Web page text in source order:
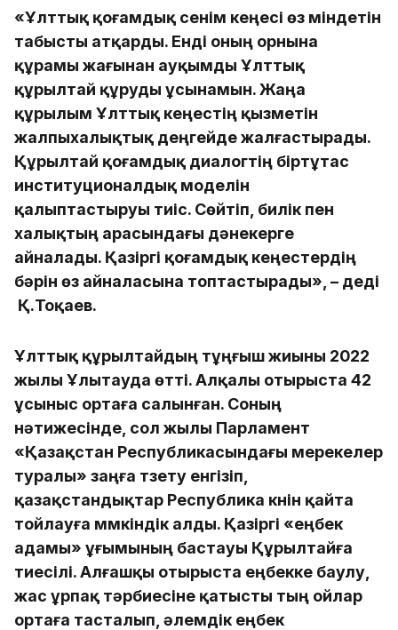
«Ұлттық қоғамдық сенім кеңесі өз міндетін
табысты атқарды. Енді оның орнына
құрамы жағынан ауқымды Ұлттық
құрылтай құруды ұсынамын. Жаңа
құрылым Ұлттық кеңестің қызметін
жалпыхалықтық деңгейде жалғастырады.
Құрылтай қоғамдық диалогтің біртұтас
институционалдық моделін
қалыптастыруы тиіс. Сөйтіп, билік пен
халықтың арасындағы дәнекерге
айналады. Қазіргі қоғамдық кеңестердің
бәрін өз айналасына топтастырады», – деді
Қ.Тоқаев.
Ұлттық құрылтайдың тұңғыш жиыны 2022
жылы Ұлытауда өтті. Алқалы отырыста 42
ұсыныс ортаға салынған. Соның
нәтижесінде, сол жылы Парламент
«Қазақстан Республикасындағы мерекелер
туралы» заңға түзету енгізіп,
қазақстандықтар Республика күнін қайта
тойлауға мүмкіндік алды. Қазіргі «еңбек
адамы» ұғымының бастауы Құрылтайға
тиесілі. Алғашқы отырыста еңбекке баулу,
жас ұрпақ тәрбиесіне қатысты тың ойлар
ортаға тасталып, әлемдік еңбек